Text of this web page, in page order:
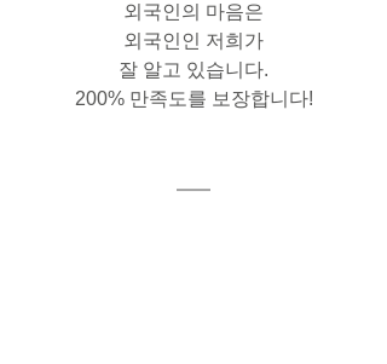
외국인의 마음은
외국인인 저희가
잘 알고 있습니다.
200% 만족도를 보장합니다!